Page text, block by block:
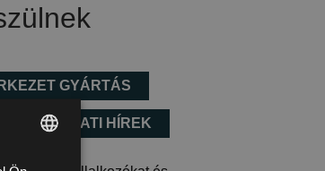
GYÁRTÁS
VÁLLALATI HÍREK